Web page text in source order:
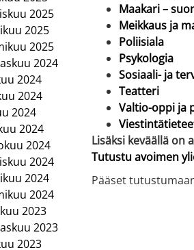
2025
2025
2025
2024
2024
2024
2024
2024
2024
2024
2024
2024
2023
2023
2023
Maakari –
Meikkaus ja
Poliisiala
Psykologia
Sosiaali- ja
Teatteri
Valtio-oppi ja
Lisäksi keväällä on
Tutustu avoimen
Pääset